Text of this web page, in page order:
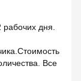
дня.
Все